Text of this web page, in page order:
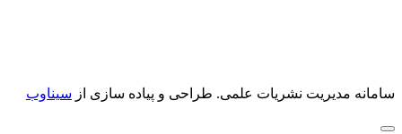
سامانه مدیریت نشریات علمی. طراحی و پیاده سازی از سیناوب